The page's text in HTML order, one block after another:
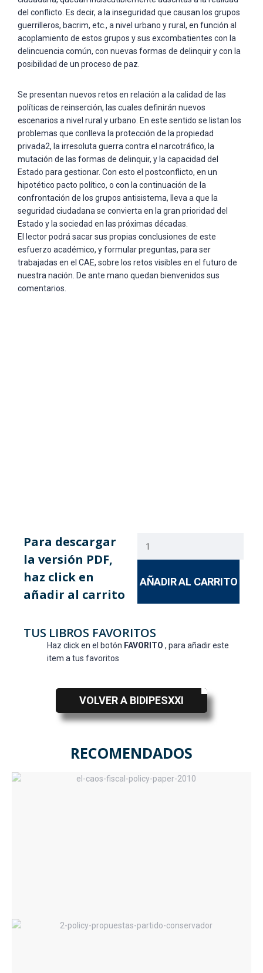
del conflicto. Es decir, a la inseguridad que causan los grupos
guerrilleros, bacrim, etc., a nivel urbano y rural, en función al
acoplamiento de estos grupos y sus excombatientes con la
delincuencia común, con nuevas formas de delinquir y con la
posibilidad de un proceso de paz.
Se presentan nuevos retos en relación a la calidad de las
políticas de reinserción, las cuales definirán nuevos
escenarios a nivel rural y urbano. En este sentido se listan los
problemas que conlleva la protección de la propiedad
privada2, la irresoluta guerra contra el narcotráfico, la
mutación de las formas de delinquir, y la capacidad del
Estado para gestionar. Con esto el postconflicto, en un
hipotético pacto político, o con la continuación de la
confrontación de los grupos antisistema, lleva a que la
seguridad ciudadana se convierta en la gran prioridad del
Estado y la sociedad en las próximas décadas.
El lector podrá sacar sus propias conclusiones de este
esfuerzo académico, y formular preguntas, para ser
trabajadas en el CAE, sobre los retos visibles en el futuro de
nuestra nación. De ante mano quedan bienvenidos sus
comentarios.
Para descargar
la versión PDF,
haz click en
añadir al carrito
AÑADIR AL CARRITO
TUS LIBROS FAVORITOS
Haz click en el botón FAVORITO , para añadir este
item a tus favoritos
VOLVER A BIDIPESXXI
RECOMENDADOS